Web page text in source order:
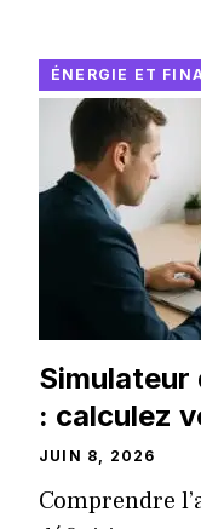
ÉNERGIE ET
Simulateur
: calculez
JUIN 8, 2026
Comprendre